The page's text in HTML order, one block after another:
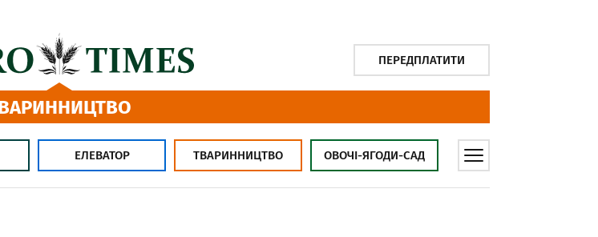
ПЕРЕДПЛАТИТИ
ЕЛЕВАТОР ТВАРИННИЦТВО ОВОЧІ-ЯГОДИ-САД